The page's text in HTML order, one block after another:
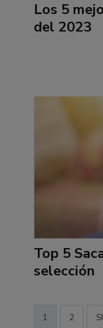
Los 5
del 2023
Top 5
selección
1 2